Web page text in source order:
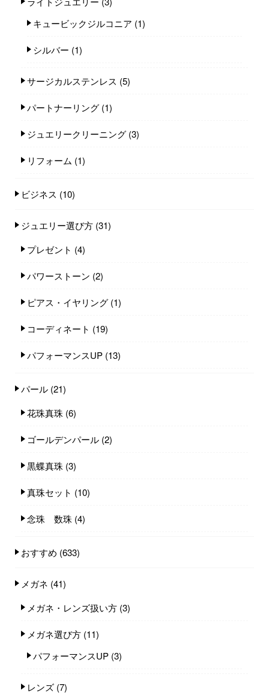
キュービックジルコニア (1)
シルバー (1)
サージカルステンレス (5)
パートナーリング (1)
ジュエリークリーニング (3)
リフォーム (1)
ビジネス (10)
ジュエリー選び方 (31)
プレゼント (4)
パワーストーン (2)
ピアス・イヤリング (1)
コーディネート (19)
パフォーマンスUP (13)
パール (21)
花珠真珠 (6)
ゴールデンパール (2)
黒蝶真珠 (3)
真珠セット (10)
念珠 数珠 (4)
おすすめ (633)
メガネ (41)
メガネ・レンズ扱い方 (3)
メガネ選び方 (11)
パフォーマンスUP (3)
レンズ (7)